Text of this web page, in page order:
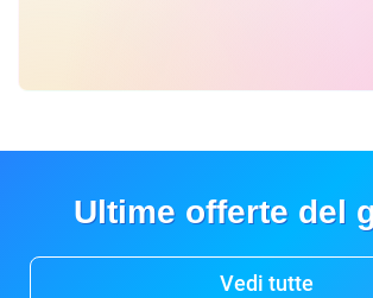
Ultime offerte del
Vedi tutte